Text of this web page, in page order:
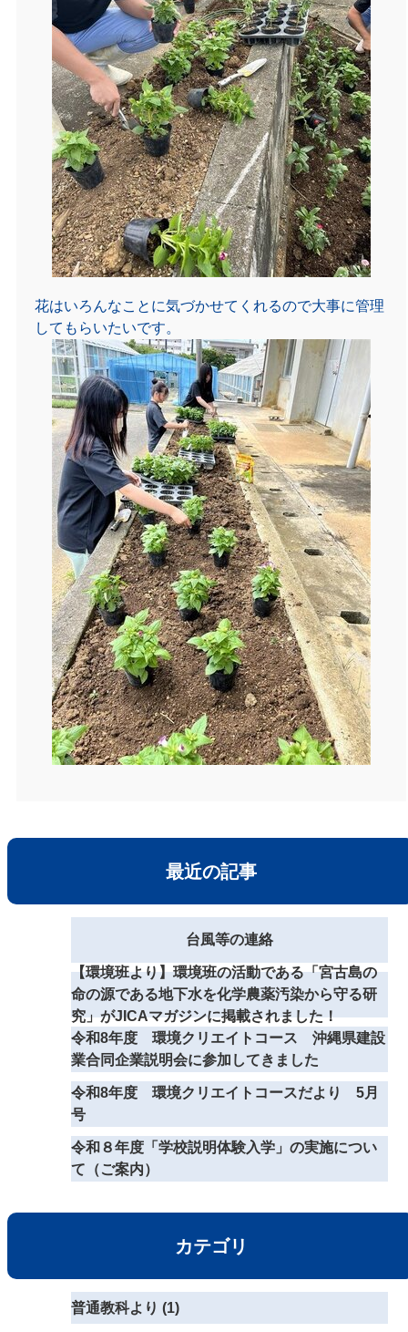
花はいろんなことに気づかせてくれるので大事に管理
してもらいたいです。
最近の記事
台風等の連絡
【環境班より】環境班の活動である「宮古島の
命の源である地下水を化学農薬汚染から守る研
究」がJICAマガジンに掲載されました！
令和8年度 環境クリエイトコース 沖縄県建設
業合同企業説明会に参加してきました
令和8年度 環境クリエイトコースだより 5月
号
令和８年度「学校説明体験入学」の実施につい
て（ご案内）
カテゴリ
普通教科より (1)